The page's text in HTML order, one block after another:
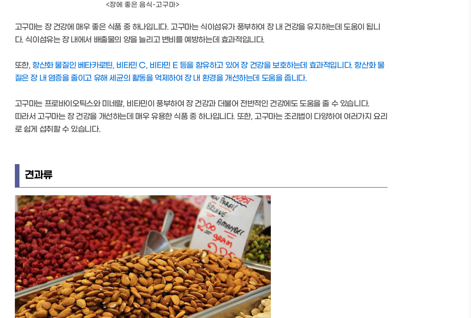
<장에 좋은 음식-고구마>
고구마는 장 건강에 매우 좋은 식품 중 하나입니다. 고구마는 식이섬유가 풍부하여 장 내 건강을 유지하는데 도움이 됩니
다. 식이섬유는 장 내에서 배출물의 양을 늘리고 변비를 예방하는데 효과적입니다.
또한, 항산화 물질인 베타카로틴, 비타민 C, 비타민 E 등을 함유하고 있어 장 건강을 보호하는데 효과적입니다. 항산화 물
질은 장 내 염증을 줄이고 유해 세균의 활동을 억제하여 장 내 환경을 개선하는데 도움을 줍니다.
고구마는 프로바이오틱스와 미네랄, 비타민이 풍부하여 장 건강과 더불어 전반적인 건강에도 도움을 줄 수 있습니다.
따라서 고구마는 장 건강을 개선하는데 매우 유용한 식품 중 하나입니다. 또한, 고구마는 조리법이 다양하여 여러가지 요리
로 쉽게 섭취할 수 있습니다.
견과류